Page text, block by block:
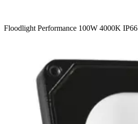
Floodlight Performance 100W 4000K IP66